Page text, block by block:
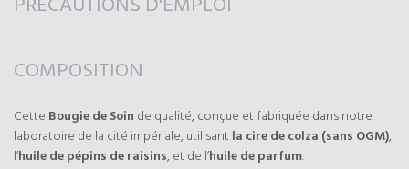
COMPOSITION
Cette Bougie de Soin de qualité, conçue et fabriquée dans notre
laboratoire de la cité impériale, utilisant la cire de colza (sans OGM),
l’huile de pépins de raisins, et de l’huile de parfum.